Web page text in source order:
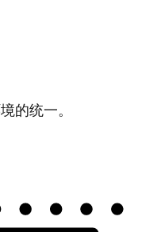
的统一。